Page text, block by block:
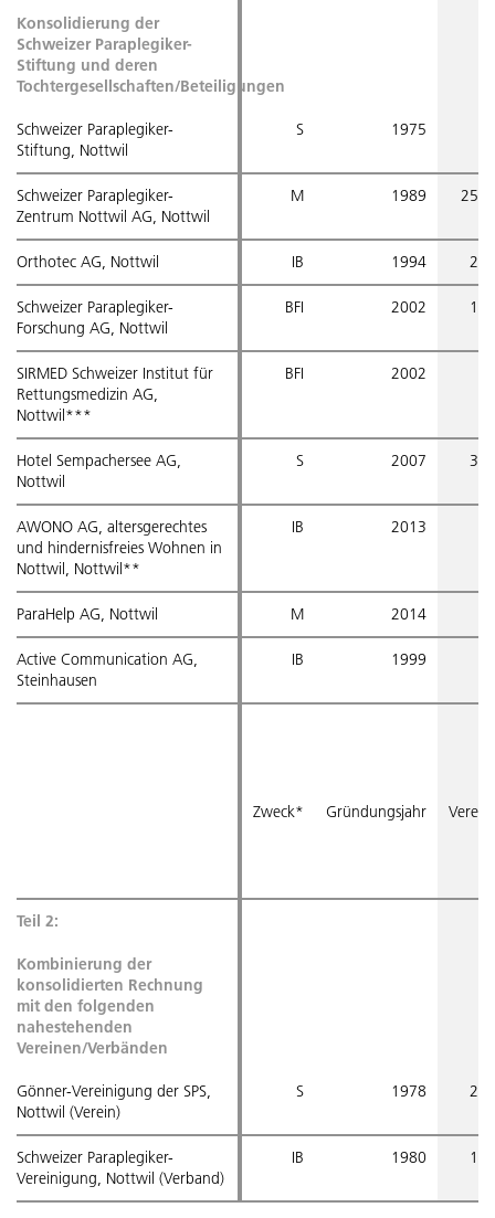
Gönner-Vereinigung der Schweizer Paraplegiker-Stiftung
Active Communication
SIRMED
ParaHelp
Hotel Sempachersee
Geldflussrechnung
Veränderung des Kapitals
Betriebsrechnung nach Leistungsfeldern
Grundsätze der Gruppenrechnung
Konsolidierungs- und Kombinierungskreis
Rechnungslegungs- und Bewertungsgrundsätze
Erläuterungen
Bericht der Revisionsstelle
Strategische Organe und Gremien
Operative Organe
Entschädigungen
Risikomanagement und internes Kontrollsystem
Revision
Externe Aufsicht
Informationspolitik
Personenregister
Konsolidierung der
Schweizer Paraplegiker-
Stiftung und deren
Tochtergesellschaften/Beteiligungen
Schweizer Paraplegiker-
Stiftung, Nottwil
S 1975
Schweizer Paraplegiker-
Zentrum Nottwil AG, Nottwil
M 1989 25
Orthotec AG, Nottwil IB 1994 2
Schweizer Paraplegiker-
Forschung AG, Nottwil
BFI 2002 1
SIRMED Schweizer Institut für
Rettungsmedizin AG,
Nottwil***
BFI 2002
Hotel Sempachersee AG,
Nottwil
S 2007 3
AWONO AG, altersgerechtes
und hindernisfreies Wohnen in
Nottwil, Nottwil**
IB 2013
ParaHelp AG, Nottwil M 2014
Active Communication AG,
Steinhausen
IB 1999
Zweck* Gründungsjahr
Teil 2:
Kombinierung der
konsolidierten Rechnung
mit den folgenden
nahestehenden
Vereinen/Verbänden
Gönner-Vereinigung der SPS,
Nottwil (Verein)
S 1978 2
Schweizer Paraplegiker-
Vereinigung, Nottwil (Verband)
IB 1980 1